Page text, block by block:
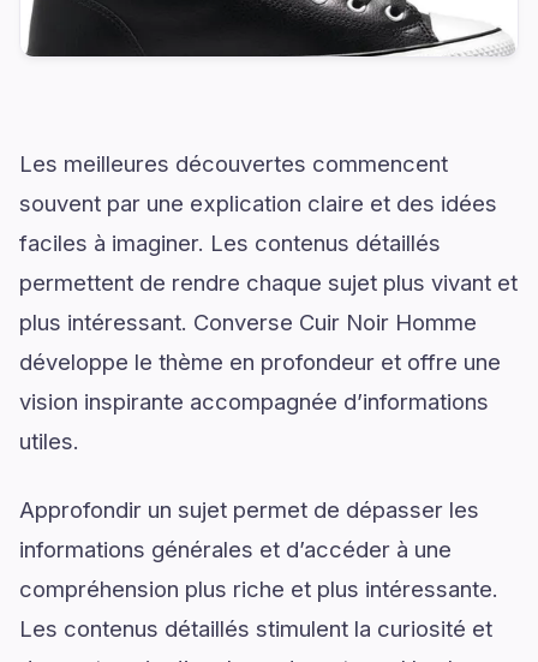
Les meilleures découvertes commencent
souvent par une explication claire et des idées
faciles à imaginer. Les contenus détaillés
permettent de rendre chaque sujet plus vivant et
plus intéressant. Converse Cuir Noir Homme
développe le thème en profondeur et offre une
vision inspirante accompagnée d’informations
utiles.
Approfondir un sujet permet de dépasser les
informations générales et d’accéder à une
compréhension plus riche et plus intéressante.
Les contenus détaillés stimulent la curiosité et